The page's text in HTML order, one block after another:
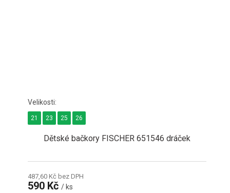
Dětské bačkory FISCHER 651546 dráček
487,60 Kč bez DPH
590 Kč/ ks
21 23 25 26